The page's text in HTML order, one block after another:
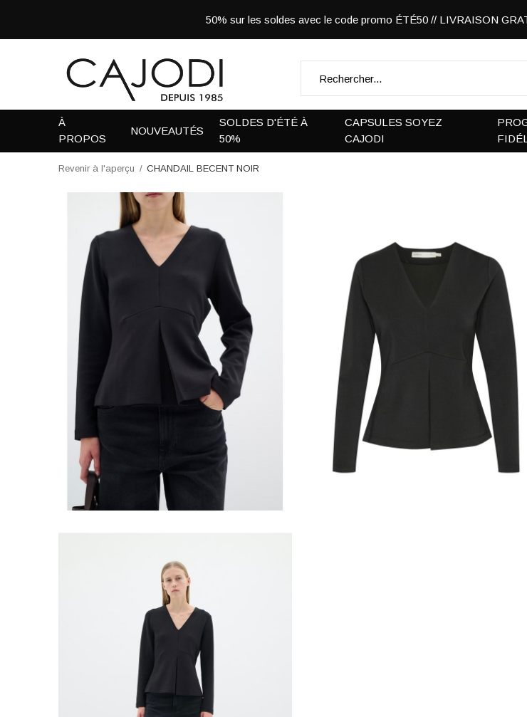
À
PROPOS
NOUVEAUTÉS
SOLDES D'ÉTÉ À
50%
CAPSULES SOYEZ
CAJODI
50% sur les soldes avec le code promo ÉTÉ50 // LIVRAISON
Revenir à l'aperçu CHANDAIL BECENT NOIR